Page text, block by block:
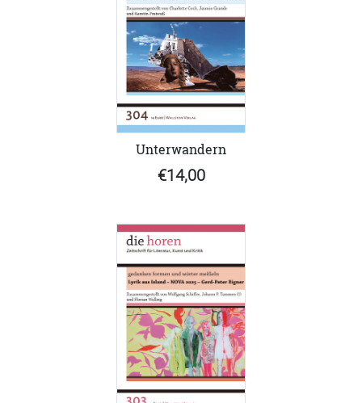
Unterwandern
€14,00